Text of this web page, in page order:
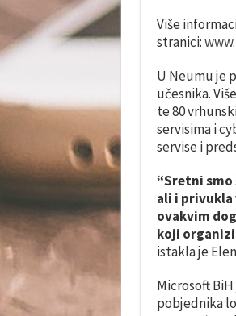
Više
stranici:
U Neumu je
učesnika.
te 80
servisima i
servise i
“Sretni
ali i
ovakvim
koji
istakla je
Microsoft
pobjednika